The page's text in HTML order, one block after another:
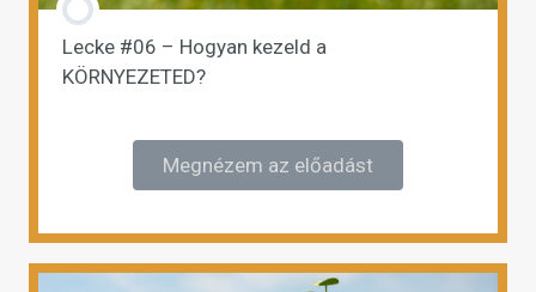
Lecke #06 – Hogyan kezeld a
KÖRNYEZETED?
Megnézem az előadást